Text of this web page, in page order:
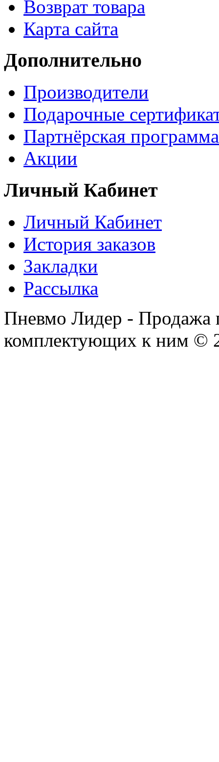
Возврат товара
Карта сайта
Дополнительно
Производители
Подарочные
Партнёрская программа
Акции
Личный Кабинет
Личный Кабинет
История заказов
Закладки
Рассылка
Пневмо Лидер - Продажа
комплектующих к ним ©